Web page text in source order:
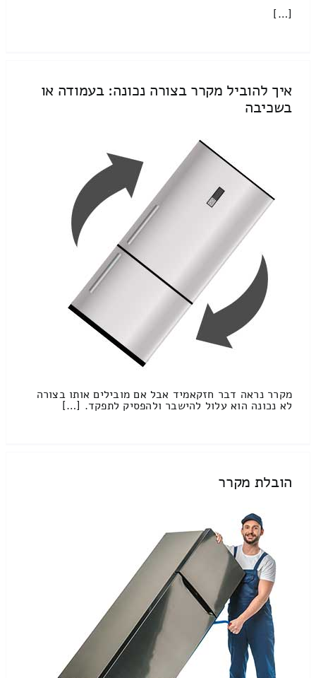
[…]
איך להוביל מקרר בצורה נכונה: בעמודה או
בשכיבה
מקרר נראה דבר חזקאמיד אבל אם מובילים אותו בצורה
לא נכונה הוא עלול להישבר ולהפסיק לתפקד. […]
הובלת מקרר